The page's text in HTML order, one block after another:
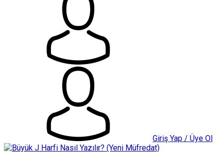
Giriş Yap / Üye Ol